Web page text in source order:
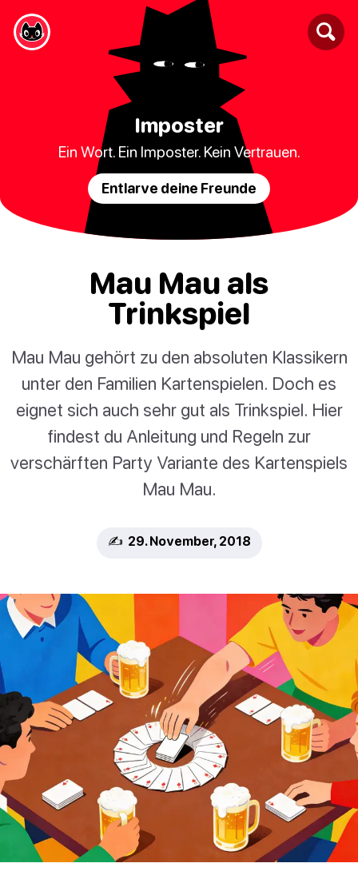
Imposter
Ein Wort. Ein Imposter. Kein Vertrauen.
Entlarve deine Freunde
Mau Mau als
Trinkspiel
Mau Mau gehört zu den absoluten Klassikern
unter den Familien Kartenspielen. Doch es
eignet sich auch sehr gut als Trinkspiel. Hier
findest du Anleitung und Regeln zur
verschärften Party Variante des Kartenspiels
Mau Mau.
✍️ 29. November, 2018